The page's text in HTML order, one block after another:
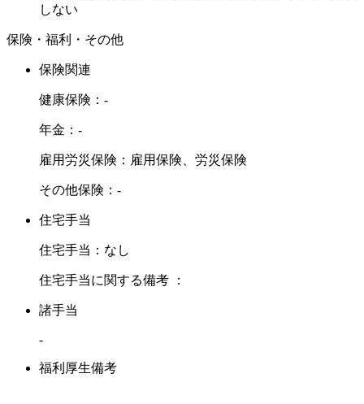
しない
保険・福利・その他
保険関連
健康保険：-
年金：-
雇用労災保険：雇用保険、労災保険
その他保険：-
住宅手当
住宅手当：なし
住宅手当に関する備考 ：
諸手当
-
福利厚生備考